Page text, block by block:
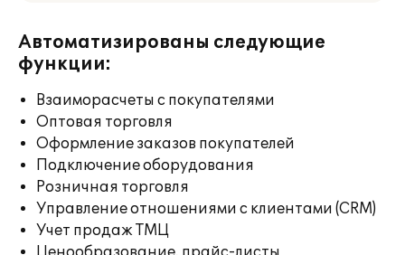
Автоматизированы следующие
функции:
Взаиморасчеты с покупателями
Оптовая торговля
Оформление заказов покупателей
Подключение оборудования
Розничная торговля
Управление отношениями с клиентами (CRM)
Учет продаж ТМЦ